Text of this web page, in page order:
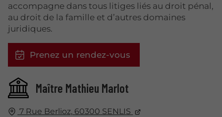
Maître Mathieu Marlot
7 Rue Berlioz, 60300 SENLIS
accompagne dans tous litiges liés au droit pénal,
au droit de la famille et d’autres domaines
juridiques.
Prenez un rendez-vous